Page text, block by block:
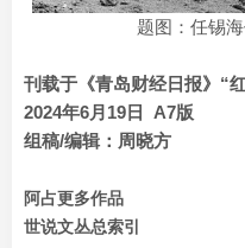
题图：任锡
刊载于《青岛财经日报》“
2024年6月19日 A7版
组稿/编辑：周晓方
阿占更多作品
世说文丛总索引